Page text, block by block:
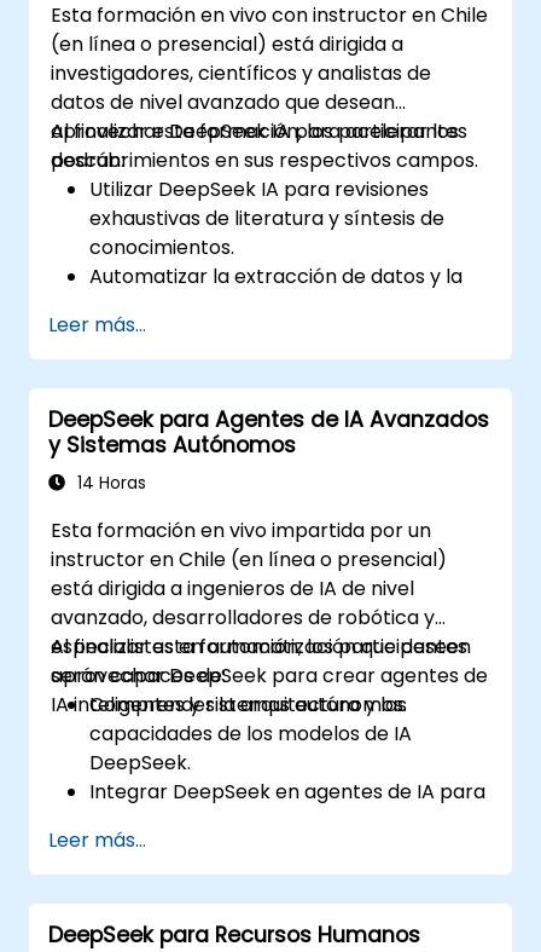
Esta formación en vivo con instructor en Chile
(en línea o presencial) está dirigida a
investigadores, científicos y analistas de
datos de nivel avanzado que desean
aprovechar DeepSeek IA para acelerar los
descubrimientos en sus respectivos campos.
Al finalizar esta formación, los participantes
podrán:
Utilizar DeepSeek IA para revisiones
exhaustivas de literatura y síntesis de
conocimientos.
Automatizar la extracción de datos y la
impulsados por IA.
Aprovechar DeepSeek IA para el análisis
predictivo en la investigación científica.
Generar informes científicos
estructurados y publicaciones con
asistencia de IA.
Leer más...
DeepSeek para Agentes de IA Avanzados
y Sistemas Autónomos
14 Horas
Esta formación en vivo impartida por un
instructor en Chile (en línea o presencial)
está dirigida a ingenieros de IA de nivel
avanzado, desarrolladores de robótica y
especialistas en automatización que deseen
aprovechar DeepSeek para crear agentes de
IA inteligentes y sistemas autónomos.
Al finalizar esta formación, los participantes
serán capaces de:
Comprender la arquitectura y las
capacidades de los modelos de IA
DeepSeek.
Integrar DeepSeek en agentes de IA para
automatización.
Aplicar técnicas de aprendizaje por
refuerzo para entrenar sistemas
autónomos.
Leer más...
DeepSeek para Recursos Humanos